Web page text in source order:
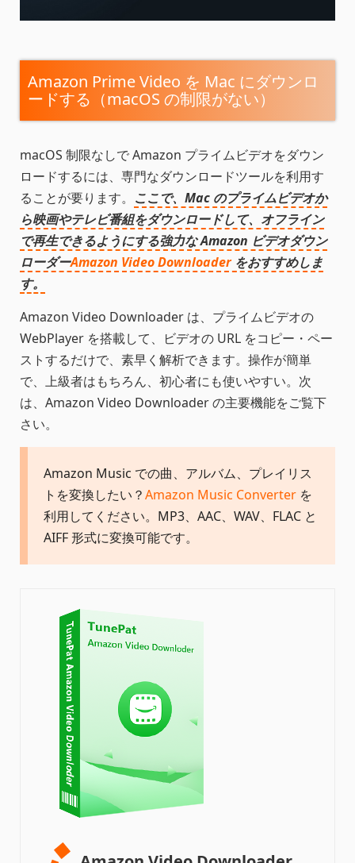
Amazon Prime Video を Mac にダウンロ
ードする（macOS の制限がない）
macOS 制限なしで Amazon プライムビデオをダウン
ロードするには、専門なダウンロードツールを利用す
ることが要ります。 ここで、Mac のプライムビデオか
ら映画やテレビ番組をダウンロードして、オフライン
で再生できるようにする強力な Amazon ビデオダウン
ローダーAmazon Video Downloader をおすすめしま
す。
Amazon Video Downloader は、プライムビデオの
WebPlayer を搭載して、ビデオの URL をコピー・ペー
ストするだけで、素早く解析できます。操作が簡単
で、上級者はもちろん、初心者にも使いやすい。次
は、Amazon Video Downloader の主要機能をご覧下
さい。
Amazon Music での曲、アルバム、プレイリス
トを変換したい？Amazon Music Converter を
利用してください。MP3、AAC、WAV、FLAC と
AIFF 形式に変換可能です。